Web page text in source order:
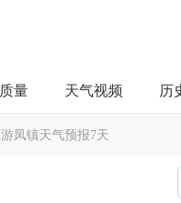
量 天气视频 历
游凤镇天气预报7天